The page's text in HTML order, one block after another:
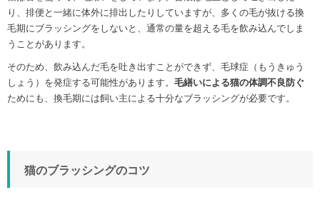
り、排便と一緒に体外に排出したりしていますが、多くの毛が抜ける換
毛期にブラッシングをしないと、通常の量を超える毛を飲み込んでしま
うことがあります。
そのため、飲み込んだ毛を吐き出すことができず、毛球症（もうきゅう
しょう）を発症する可能性があります。 毛繕いによる猫の体調不良防ぐ
ためにも、換毛期には飼い主による十分なブラッシングが必要です。
猫のブラッシングのコツ